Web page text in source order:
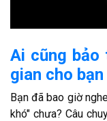
Ai cũng bảo
gian cho bạn
Bạn đã bao giờ
khó" chưa? Câu